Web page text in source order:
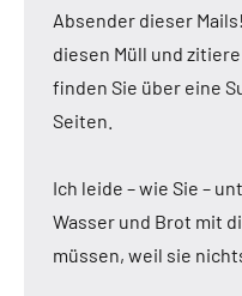
Absender dieser
diesen Müll und
finden Sie über eine
Seiten.
Ich leide – wie Sie –
Wasser und Brot mit
müssen, weil sie